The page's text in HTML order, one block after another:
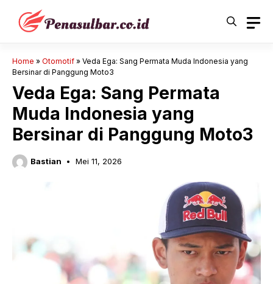
Langsung
Home » Otomotif » Veda Ega: Sang Permata Muda Indonesia yang
Bersinar di Panggung Moto3
Veda Ega: Sang Permata
Muda Indonesia yang
Bersinar di Panggung Moto3
Bastian Mei 11, 2026